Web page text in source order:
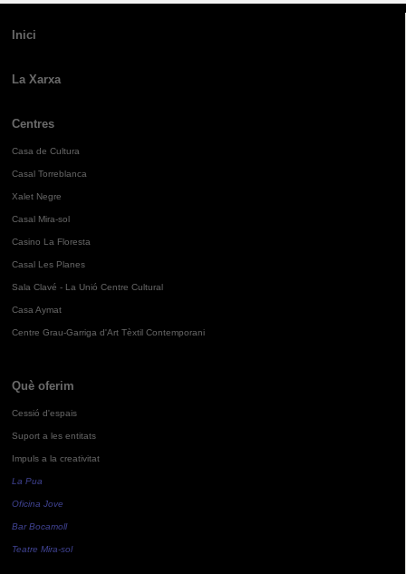
Inici
La Xarxa
Centres
Casa de Cultura
Casal Torreblanca
Xalet Negre
Casal Mira-sol
Casino La Floresta
Casal Les Planes
Sala Clavé - La Unió Centre Cultural
Casa Aymat
Centre Grau-Garriga d'Art Tèxtil Contemporani
Què oferim
Cessió d'espais
Suport a les entitats
Impuls a la creativitat
La Pua
Oficina Jove
Bar Bocamoll
Teatre Mira-sol